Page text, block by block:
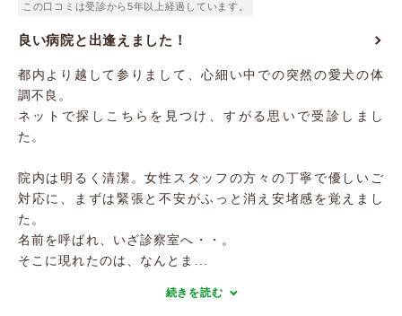
この口コミは受診から5年以上経過しています。
良い病院と出逢えました！
都内より越して参りまして、心細い中での突然の愛犬の体
調不良。
ネットで探しこちらを見つけ、すがる思いで受診しまし
た。
院内は明るく清潔。女性スタッフの方々の丁寧で優しいご
対応に、まずは緊張と不安がふっと消え安堵感を覚えまし
た。
名前を呼ばれ、いざ診察室へ・・。
そこに現れたのは、なんとま...
続きを読む